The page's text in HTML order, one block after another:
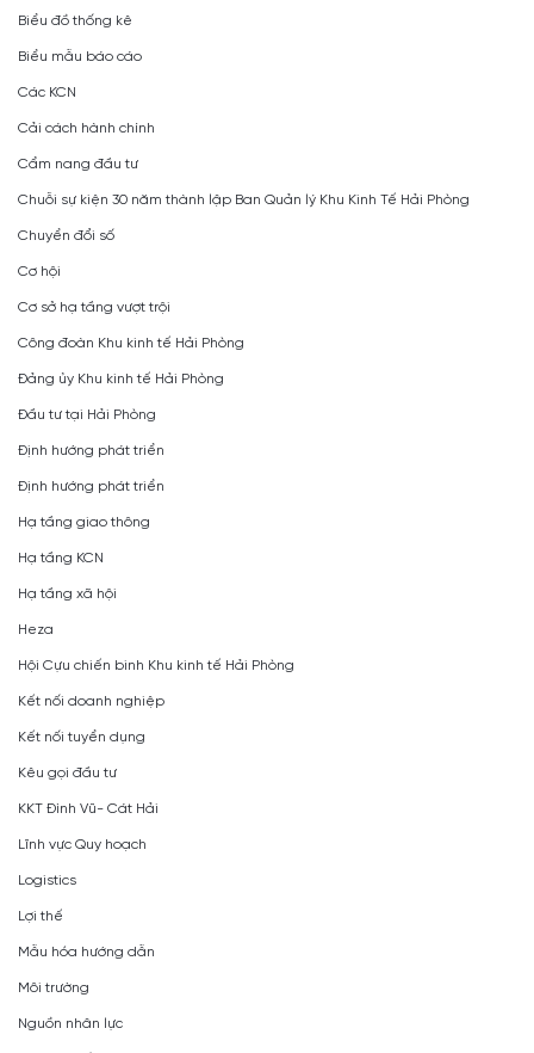
Biểu đồ thống kê
Biểu mẫu báo cáo
Các KCN
Cải cách hành chính
Cẩm nang đầu tư
Chuỗi sự kiện 30 năm thành lập Ban Quản lý Khu Kinh Tế Hải Phòng
Chuyển đổi số
Cơ hội
Cơ sở hạ tầng vượt trội
Công đoàn Khu kinh tế Hải Phòng
Đảng ủy Khu kinh tế Hải Phòng
Đầu tư tại Hải Phòng
Định hướng phát triển
Định hướng phát triển
Hạ tầng giao thông
Hạ tầng KCN
Hạ tầng xã hội
Heza
Hội Cựu chiến binh Khu kinh tế Hải Phòng
Kết nối doanh nghiệp
Kết nối tuyển dụng
Kêu gọi đầu tư
KKT Đình Vũ- Cát Hải
Lĩnh vực Quy hoạch
Logistics
Lợi thế
Mẫu hóa hướng dẫn
Môi trường
Nguồn nhân lực